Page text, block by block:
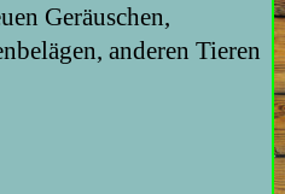
Geräuschen,
anderen Tieren